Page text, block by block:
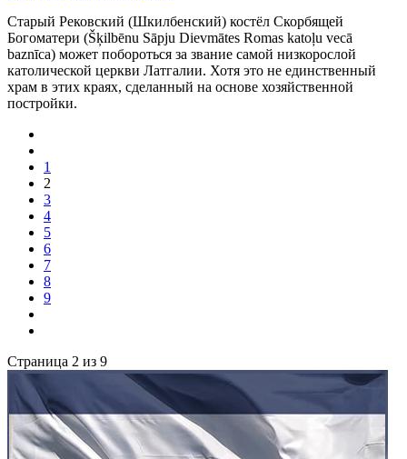
Старый Рековский (Шкилбенский) костёл Скорбящей
Богоматери (Šķilbēnu Sāpju Dievmātes Romas katoļu vecā
baznīca) может побороться за звание самой низкорослой
католической церкви Латгалии. Хотя это не единственный
храм в этих краях, сделанный на основе хозяйственной
постройки.
1
2
3
4
5
6
7
8
9
Страница 2 из 9